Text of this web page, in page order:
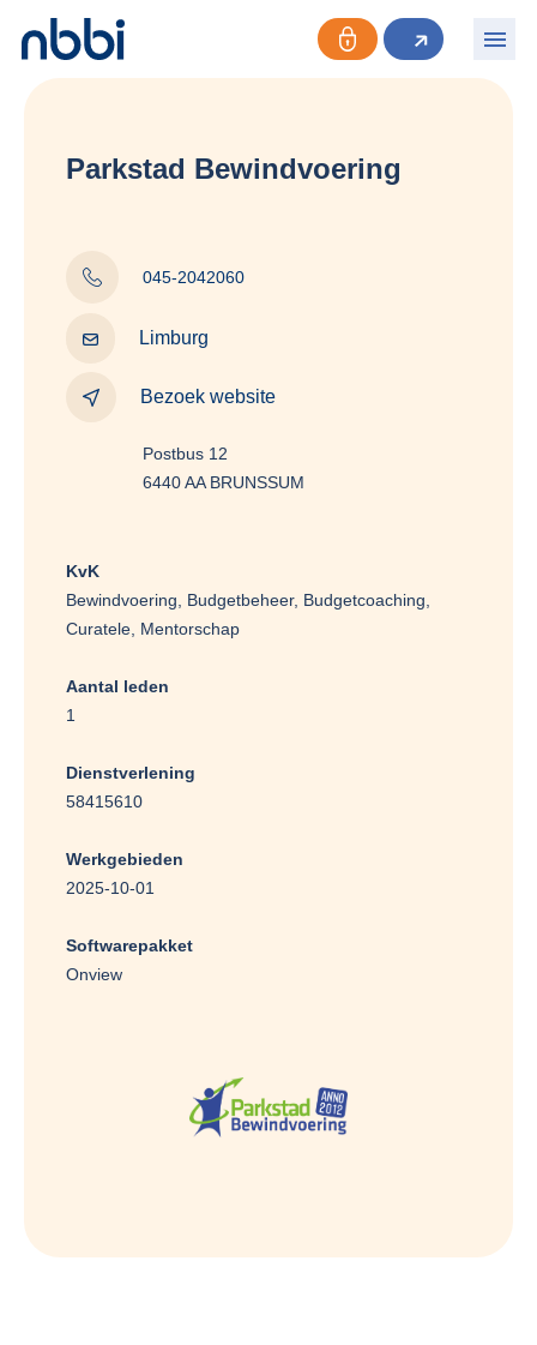
Parkstad Bewindvoering
045-2042060
Limburg
Bezoek website
Postbus 12
6440 AA BRUNSSUM
KvK
Bewindvoering, Budgetbeheer, Budgetcoaching,
Curatele, Mentorschap
Aantal leden
1
Dienstverlening
58415610
Werkgebieden
2025-10-01
Softwarepakket
Onview